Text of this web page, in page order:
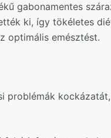
gabonamentes
ki, így tökéletes
optimális emésztést.
problémák